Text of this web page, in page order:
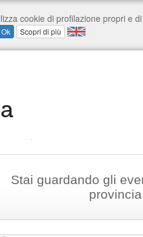
Stai guardando gli